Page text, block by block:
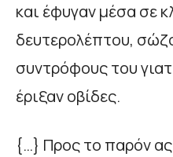
και έφυγαν µέσα σε
δευτερολέπτου,
συντρόφους του
έριξαν οβίδες.
{…} Προς το παρόν ας